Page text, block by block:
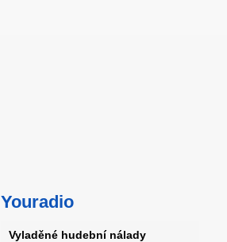
Youradio
Vyladěné hudební nálady